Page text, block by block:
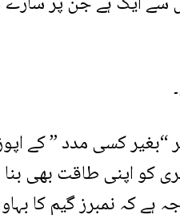
“بغیر کسی مدد ” کے
کو اپنی طاقت بھی بنا
کہ نمبرز گیم کا